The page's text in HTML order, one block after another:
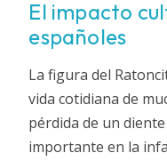
El impacto
españoles
La figura del
vida cotidiana de
pérdida de un
importante en la